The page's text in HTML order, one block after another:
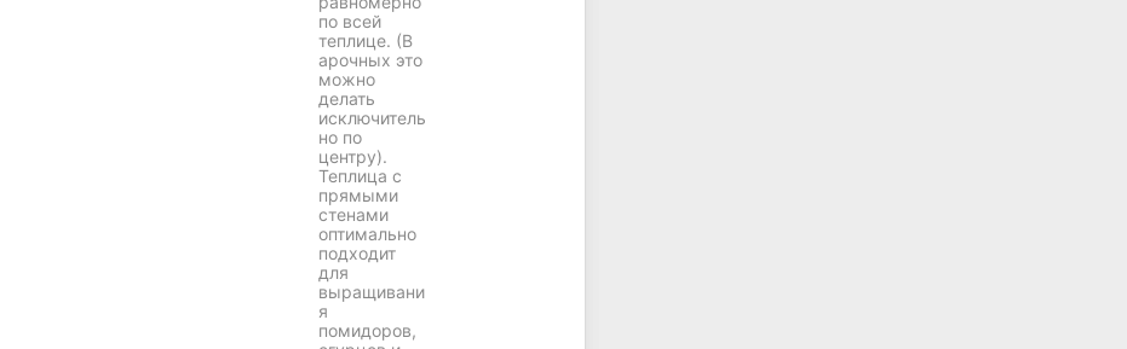
по всей
теплице. (В
арочных это
можно
делать
исключитель
но по
центру).
Теплица с
прямыми
стенами
оптимально
подходит
для
выращивани
я
помидоров,